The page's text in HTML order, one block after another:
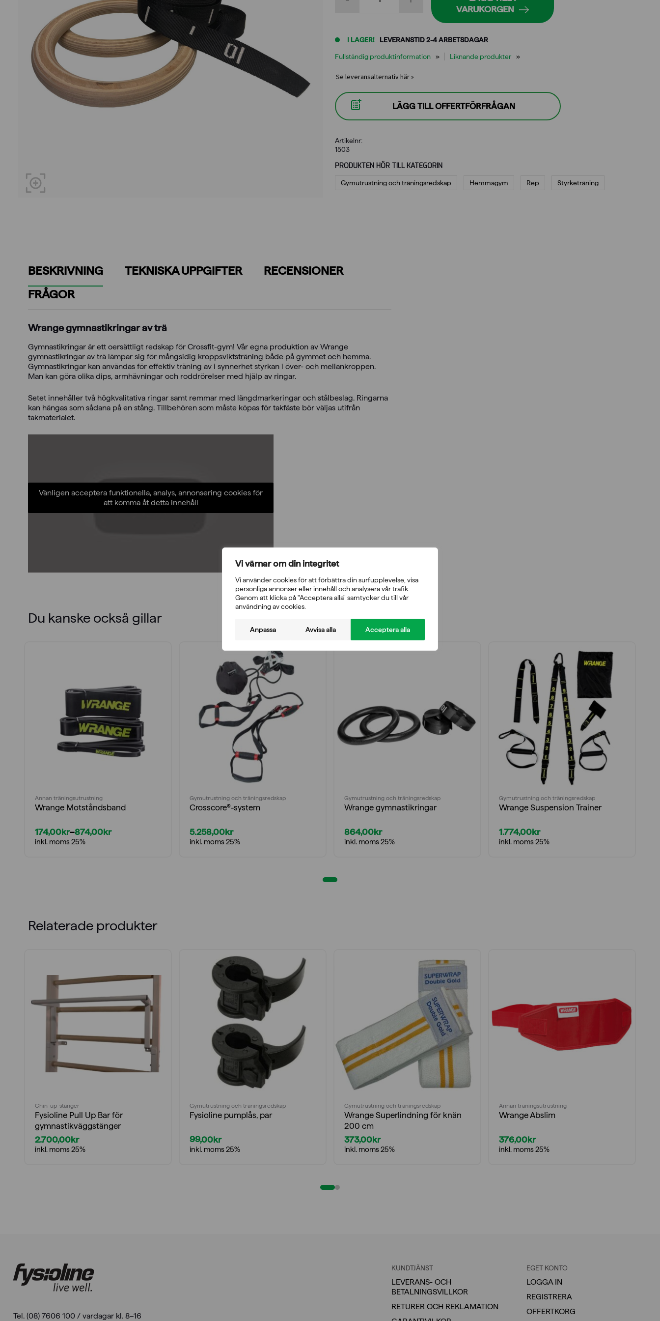
Vi värnar om din integritet
Vi använder cookies för att förbättra din surfupplevelse, visa
personliga annonser eller innehåll och analysera vår trafik.
Genom att klicka på "Acceptera alla" samtycker du till vår
användning av cookies.
Anpassa Avvisa alla Acceptera alla
I LAGER! LEVERANSTID 2-4 ARBETSDAGAR
VARUKORGEN
Fullständig produktinformation Liknande produkter
Se leveransalternativ här »
LÄGG TILL OFFERTFÖRFRÅGAN
Artikelnr:
1503
PRODUKTEN HÖR TILL KATEGORIN
Gymutrustning och träningsredskap Hemmagym Rep Styrketräning
BESKRIVNING TEKNISKA UPPGIFTER
RECENSIONER
FRÅGOR
Wrange gymnastikringar av trä
Gymnastikringar är ett oersättligt redskap för Crossfit-gym! Vår egna produktion av Wrange
gymnastikringar av trä lämpar sig för mångsidig kroppsviktsträning både på gymmet och hemma.
Gymnastikringar kan användas för effektiv träning av i synnerhet styrkan i över- och mellankroppen.
Man kan göra olika dips, armhävningar och roddrörelser med hjälp av ringar.
Setet innehåller två högkvalitativa ringar samt remmar med längdmarkeringar och stålbeslag. Ringarna
kan hängas som sådana på en stång. Tillbehören som måste köpas för takfäste bör väljas utifrån
takmaterialet.
Vänligen acceptera funktionella, analys, annonsering cookies för
att komma åt detta innehåll
Du kanske också gillar
Annan träningsutrustning
Wrange Motståndsband
174,00kr–874,00kr
Prisintervall:
inkl. moms 25%
Gymutrustning och träningsredskap
Crosscore®-system
5.258,00kr
inkl. moms 25%
Gymutrustning och träningsredskap
Wrange gymnastikringar
864,00kr
inkl. moms 25%
Gymutrustning och träningsredskap
Wrange Suspension Trainer
1.774,00kr
inkl. moms 25%
Relaterade produkter
Chin-up-stänger
Fysioline Pull Up Bar för
gymnastikväggstänger
2.700,00kr
inkl. moms 25%
Gymutrustning och träningsredskap
Fysioline pumplås, par
99,00kr
inkl. moms 25%
Gymutrustning och träningsredskap
Wrange Superlindning för knän
200 cm
373,00kr
inkl. moms 25%
Annan träningsutrustning
Wrange Abslim
376,00kr
inkl. moms 25%
Tel. (08) 7606 100 / vardagar kl. 8–16
KUNDTJÄNST
LEVERANS- OCH
BETALNINGSVILLKOR
RETURER OCH REKLAMATION
EGET KONTO
LOGGA IN
REGISTRERA
OFFERTKORG